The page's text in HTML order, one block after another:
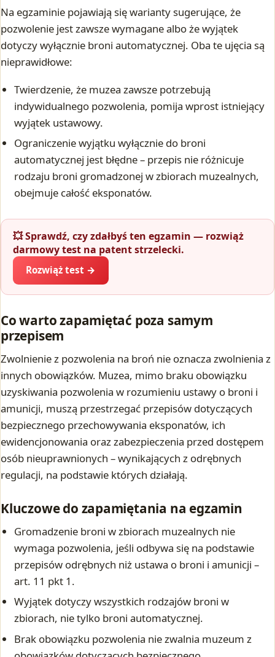
Na egzaminie pojawiają się warianty sugerujące, że
pozwolenie jest zawsze wymagane albo że wyjątek
dotyczy wyłącznie broni automatycznej. Oba te ujęcia są
nieprawidłowe:
Twierdzenie, że muzea zawsze potrzebują
indywidualnego pozwolenia, pomija wprost istniejący
wyjątek ustawowy.
Ograniczenie wyjątku wyłącznie do broni
automatycznej jest błędne – przepis nie różnicuje
rodzaju broni gromadzonej w zbiorach muzealnych,
obejmuje całość eksponatów.
💥 Sprawdź, czy zdałbyś ten egzamin — rozwiąż
darmowy test na patent strzelecki.
Rozwiąż test →
Co warto zapamiętać poza samym
przepisem
Zwolnienie z pozwolenia na broń nie oznacza zwolnienia z
innych obowiązków. Muzea, mimo braku obowiązku
uzyskiwania pozwolenia w rozumieniu ustawy o broni i
amunicji, muszą przestrzegać przepisów dotyczących
bezpiecznego przechowywania eksponatów, ich
ewidencjonowania oraz zabezpieczenia przed dostępem
osób nieuprawnionych – wynikających z odrębnych
regulacji, na podstawie których działają.
Kluczowe do zapamiętania na egzamin
Gromadzenie broni w zbiorach muzealnych nie
wymaga pozwolenia, jeśli odbywa się na podstawie
przepisów odrębnych niż ustawa o broni i amunicji –
art. 11 pkt 1.
Wyjątek dotyczy wszystkich rodzajów broni w
zbiorach, nie tylko broni automatycznej.
Brak obowiązku pozwolenia nie zwalnia muzeum z